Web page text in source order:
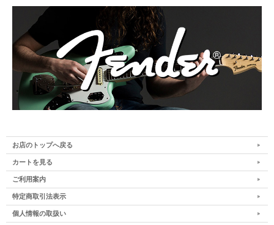
お店のトップへ戻る
カートを見る
ご利用案内
特定商取引法表示
個人情報の取扱い